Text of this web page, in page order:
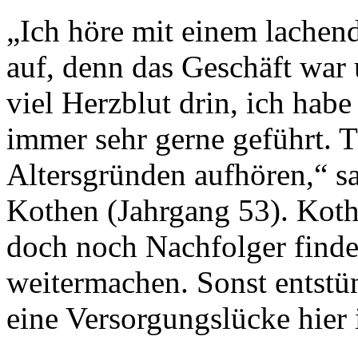
„Ich höre mit einem
auf, denn das Geschäft
viel Herzblut drin, ich
immer sehr gerne geführt.
Altersgründen aufhören,“
Kothen (Jahrgang 53).
doch noch Nachfolger
weitermachen. Sonst
eine Versorgungslücke